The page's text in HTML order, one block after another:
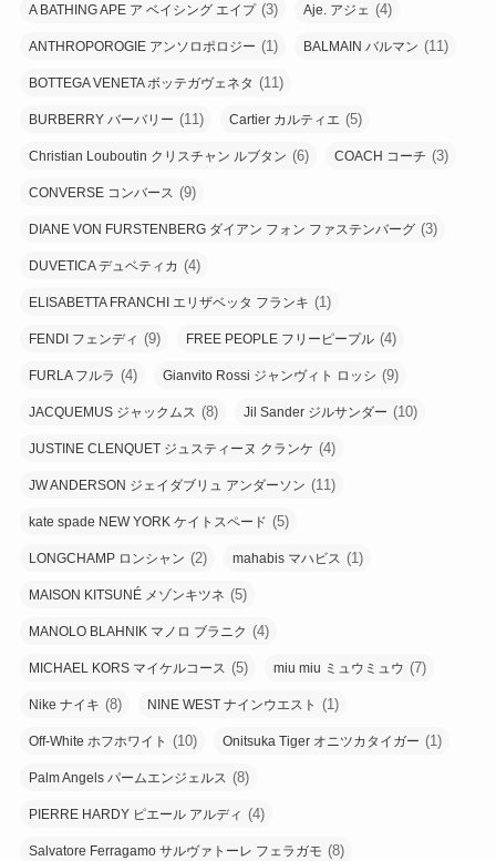
A BATHING APE ア ベイシング エイプ(3) Aje. アジェ (4)
ANTHROPOROGIE アンソロポロジー (1) BALMAIN バルマン (11)
BOTTEGA VENETA ボッテガヴェネタ (11)
BURBERRY バーバリー (11) Cartier カルティエ (5)
Christian Louboutin クリスチャン ルブタン (6) COACH コーチ (3)
CONVERSE コンバース (9)
DIANE VON FURSTENBERG ダイアン フォン ファステンバーグ (3)
DUVETICA デュベティカ (4)
ELISABETTA FRANCHI エリザベッタ フランキ (1)
FENDI フェンディ (9) FREE PEOPLE フリーピープル (4)
FURLA フルラ (4) Gianvito Rossi ジャンヴィト ロッシ (9)
JACQUEMUS ジャックムス (8) Jil Sander ジルサンダー (10)
JUSTINE CLENQUET ジュスティーヌ クランケ (4)
JW ANDERSON ジェイダブリュ アンダーソン (11)
kate spade NEW YORK ケイトスペード (5)
LONGCHAMP ロンシャン (2) mahabis マハビス (1)
MAISON KITSUNÉ メゾンキツネ (5)
MANOLO BLAHNIK マノロ ブラニク (4)
MICHAEL KORS マイケルコース (5) miu miu ミュウミュウ (7)
Nike ナイキ (8) NINE WEST ナインウエスト (1)
Off-White ホフホワイト (10) Onitsuka Tiger オニツカタイガー (1)
Palm Angels パームエンジェルス (8)
PIERRE HARDY ピエール アルディ (4)
Salvatore Ferragamo サルヴァトーレ フェラガモ (8)